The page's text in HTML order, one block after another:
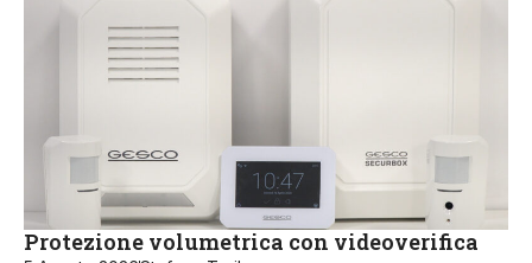
Protezione volumetrica con videoverifica